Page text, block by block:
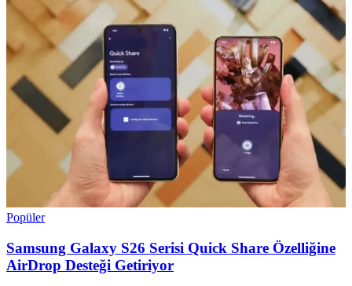
Popüler
Samsung Galaxy S26 Serisi Quick Share Özelliğine
AirDrop Desteği Getiriyor